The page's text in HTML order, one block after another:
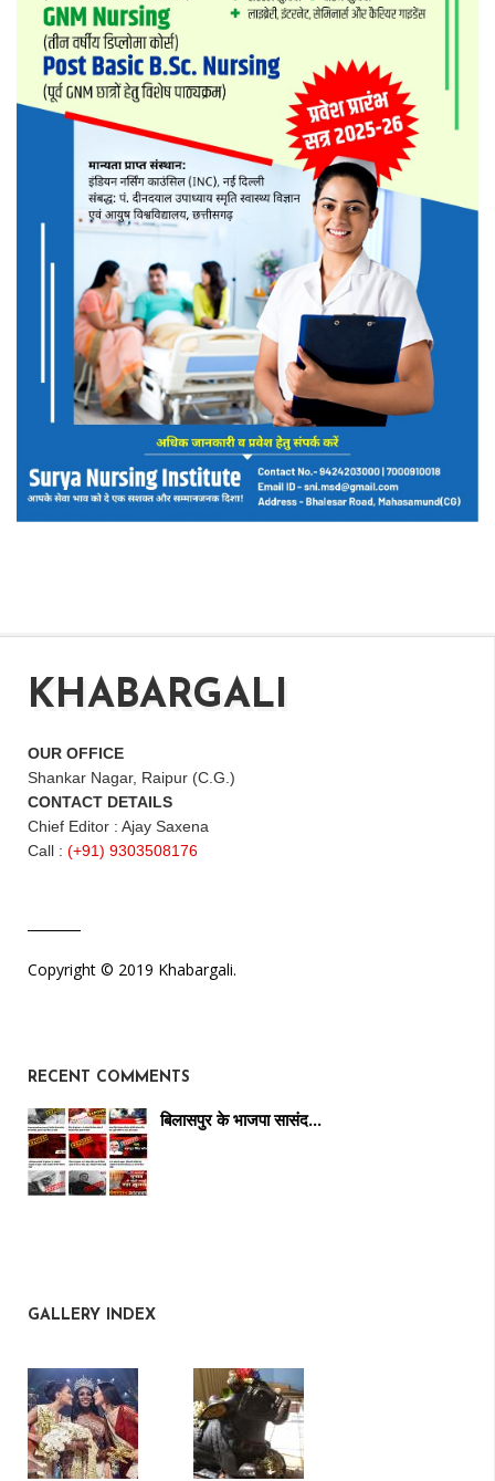
KHABARGALI
OUR OFFICE
Shankar Nagar, Raipur (C.G.)
CONTACT DETAILS
Chief Editor : Ajay Saxena
Call : (+91) 9303508176
Copyright © 2019 Khabargali.
RECENT COMMENTS
बिलासपुर के भाजपा सासंद…
GALLERY INDEX